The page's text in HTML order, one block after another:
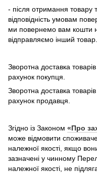
- після отримання товару
відповідність умовам
ми повернемо вам кошти
відправляємо інший товар.
Зворотна доставка
рахунок покупця.
Зворотна доставка
рахунок продавця.
Згідно із Законом «Про
може відмовити
належної якості, якщо
зазначені у чинному
належної якості, не